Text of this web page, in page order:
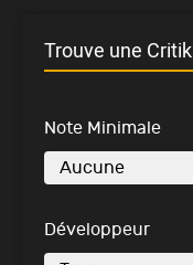
Trouve une Critik
Note Minimale
Développeur